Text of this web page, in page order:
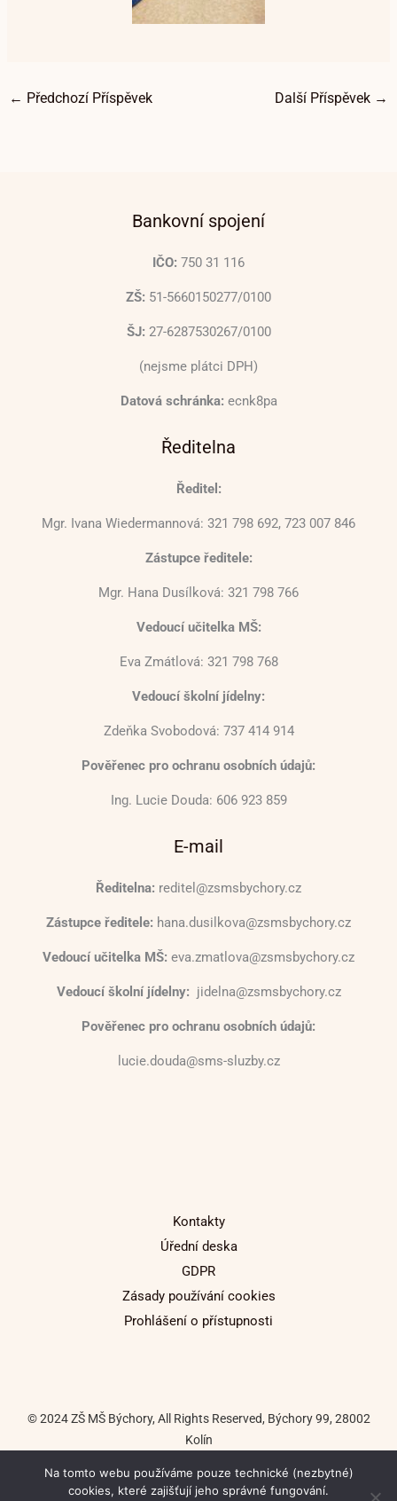
← Předchozí Příspěvek Další Příspěvek →
Bankovní spojení
IČO: 750 31 116
ZŠ: 51-5660150277/0100
ŠJ: 27-6287530267/0100
(nejsme plátci DPH)
Datová schránka: ecnk8pa
Ředitelna
Ředitel:
Mgr. Ivana Wiedermannová: 321 798 692, 723 007 846
Zástupce ředitele:
Mgr. Hana Dusílková: 321 798 766
Vedoucí učitelka MŠ:
Eva Zmátlová: 321 798 768
Vedoucí školní jídelny:
Zdeňka Svobodová: 737 414 914
Pověřenec pro ochranu osobních údajů:
Ing. Lucie Douda: 606 923 859
E-mail
Ředitelna: reditel@zsmsbychory.cz
Zástupce ředitele: hana.dusilkova@zsmsbychory.cz
Vedoucí učitelka MŠ: eva.zmatlova@zsmsbychory.cz
Vedoucí školní jídelny: jidelna@zsmsbychory.cz
Pověřenec pro ochranu osobních údajů:
lucie.douda@sms-sluzby.cz
Kontakty
Úřední deska
GDPR
Zásady používání cookies
Prohlášení o přístupnosti
© 2024 ZŠ MŠ Býchory, All Rights Reserved, Býchory 99, 28002
Kolín
Tvorba internetových stránek: Tomáš Macháč
Na tomto webu používáme pouze technické (nezbytné)
cookies, které zajišťují jeho správné fungování.